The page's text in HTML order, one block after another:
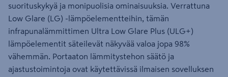
suorituskykyä ja monipuolisia ominaisuuksia. Verrattuna
Low Glare (LG) -lämpöelementteihin, tämän
infrapunalämmittimen Ultra Low Glare Plus (ULG+)
lämpöelementit säteilevät näkyvää valoa jopa 98%
vähemmän. Portaaton lämmitystehon säätö ja
ajastustoimintoja ovat käytettävissä ilmaisen sovelluksen